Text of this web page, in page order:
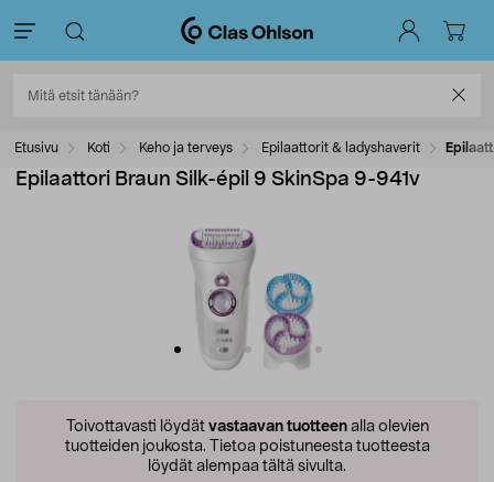
Etusivu Koti Keho ja terveys Epilaattorit & ladyshaverit
Epilaattori Braun Silk-épil 9 SkinSpa 9-941v
Toivottavasti löydät vastaavan tuotteenalla olevien
tuotteiden joukosta. Tietoa poistuneesta tuotteesta
löydät alempaa tältä sivulta.